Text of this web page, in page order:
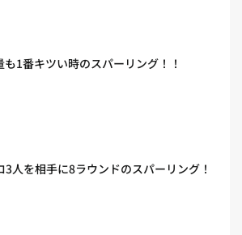
1番キツい時のスパーリング！！
人を相手に8ラウンドのスパーリング！